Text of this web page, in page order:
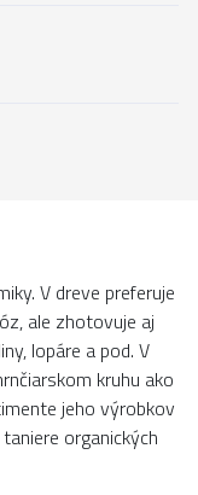
V dreve preferuje
ale zhotovuje aj
lopáre a pod. V
kruhu ako
jeho výrobkov
organických